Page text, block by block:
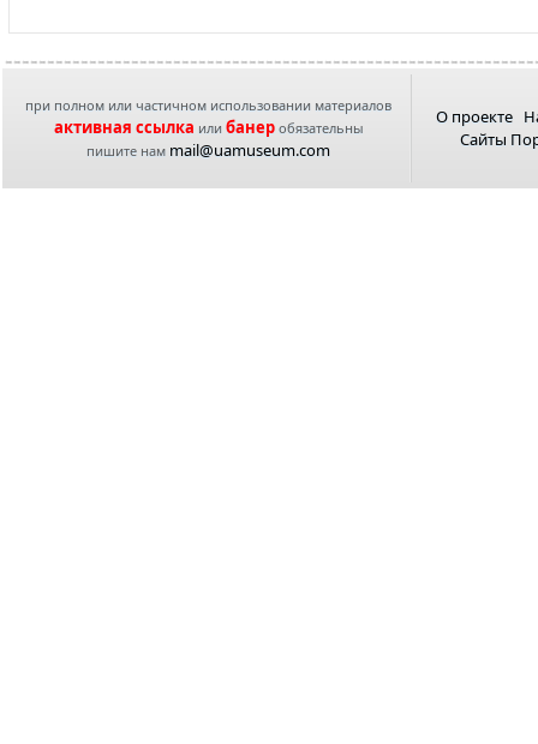
при полном или частичном использовании материалов
активная ссылка или банеробязательны
пишите нам mail@uamuseum.com
О проекте
Сайты